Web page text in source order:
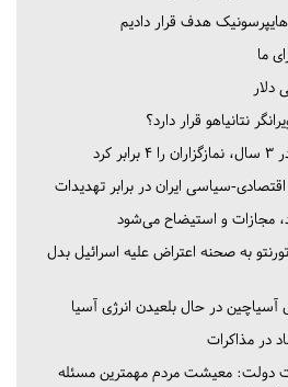
هدف قرار دادیم
ما
دلار
نتانیاهو قرار دارد؟
اقتصادی-سیاسی ایران در برابر تهدیدات
مجازات و استیضاح می‌شود
به صحنه اعتراض علیه اسرائیل بدل
آسیاچین در حال بلعیدن انرژی آسیا
در مذاکرات
دولت: معیشت مردم مهمترین مسئله